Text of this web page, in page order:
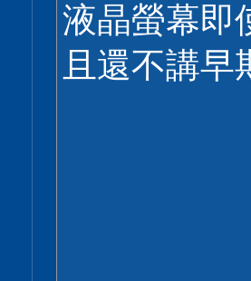
液晶螢幕即
且還不講